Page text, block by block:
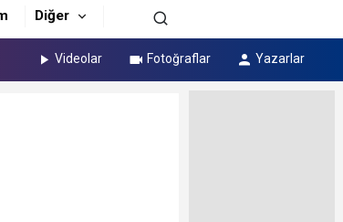
Diğer
Videolar Fotoğraflar Yazarlar